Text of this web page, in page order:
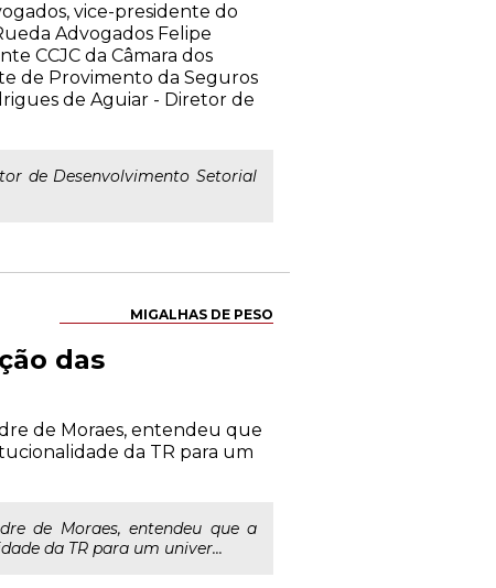
vice-presidente do
Advogados Felipe
CCJC da Câmara dos
de Provimento da Seguros
de Aguiar - Diretor de
de Desenvolvimento Setorial
MIGALHAS DE PESO
das
de Moraes, entendeu que
da TR para um
de Moraes, entendeu que a
da TR para um univer...